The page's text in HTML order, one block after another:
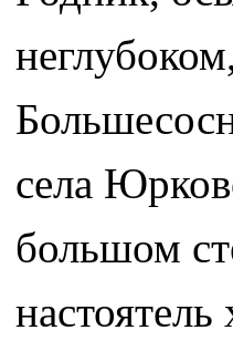
села
большом